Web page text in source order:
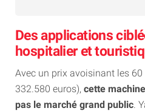
Des applications
hospitalier et
Avec un prix avoisinant les
332.580 euros), cette
pas le marché grand public .